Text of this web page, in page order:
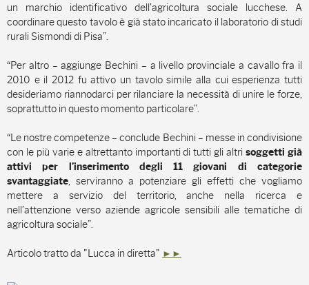
un marchio identificativo dell’agricoltura sociale lucchese. A
coordinare questo tavolo è già stato incaricato il laboratorio di studi
rurali Sismondi di Pisa”.
“Per altro – aggiunge Bechini – a livello provinciale a cavallo fra il
2010 e il 2012 fu attivo un tavolo simile alla cui esperienza tutti
desideriamo riannodarci per rilanciare la necessità di unire le forze,
soprattutto in questo momento particolare”.
“Le nostre competenze – conclude Bechini – messe in condivisione
con le più varie e altrettanto importanti di tutti gli altrisoggetti già
attivi per l’inserimento degli 11 giovani di categorie
svantaggiate, serviranno a potenziare gli effetti che vogliamo
mettere a servizio del territorio, anche nella ricerca e
nell’attenzione verso aziende agricole sensibili alle tematiche di
agricoltura sociale”.
Articolo tratto da "Lucca in diretta" ►►